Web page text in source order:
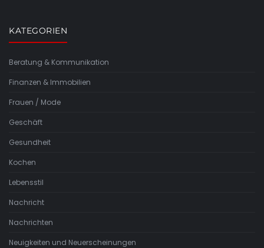
KATEGORIEN
Beratung & Kommunikation
Finanzen & Immobilien
Frauen / Mode
Geschäft
Gesundheit
Kochen
Lebensstil
Nachricht
Nachrichten
Neuigkeiten und Neuerscheinungen